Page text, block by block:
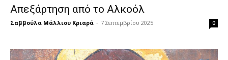
Απεξάρτηση από το Αλκοόλ
Σαββούλα Μάλλιου Κριαρά - 7 Σεπτεμβρίου 2025 0